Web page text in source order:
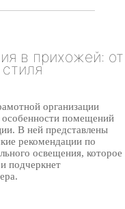
в прихожей: от
организации
помещений
В ней представлены
рекомендации по
освещения, которое
подчеркнет